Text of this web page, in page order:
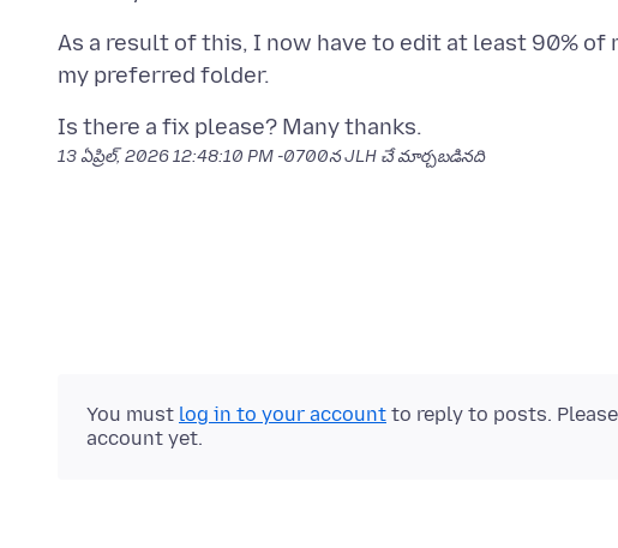
As a result of this, I now have to edit at least 90% of
13 ఏప్రిల్, 2026 12:48:10 PM -0700న JLH చే మార్చబడినది
You must log in to your account to reply to posts. Please
account yet.